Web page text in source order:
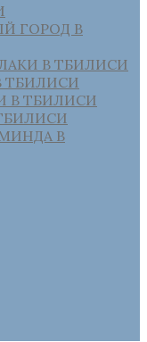
ГОРОД В
В ТБИЛИСИ
ТБИЛИСИ
В ТБИЛИСИ
В